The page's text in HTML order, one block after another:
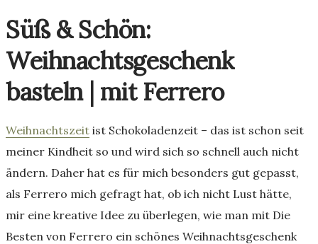
Süß & Schön:
Weihnachtsgeschenk
basteln | mit Ferrero
Weihnachtszeit ist Schokoladenzeit – das ist schon seit
meiner Kindheit so und wird sich so schnell auch nicht
ändern. Daher hat es für mich besonders gut gepasst,
als Ferrero mich gefragt hat, ob ich nicht Lust hätte,
mir eine kreative Idee zu überlegen, wie man mit Die
Besten von Ferrero ein schönes Weihnachtsgeschenk